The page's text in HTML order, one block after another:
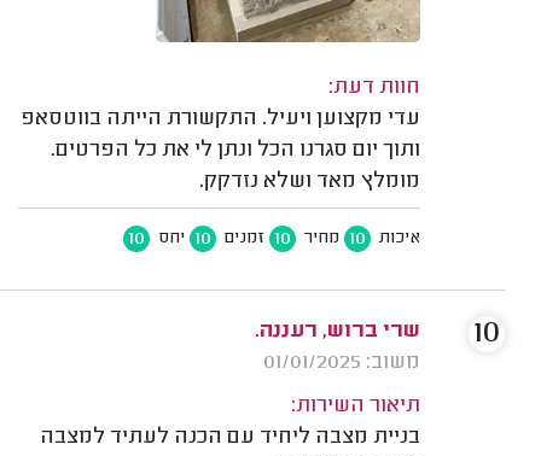
חוות דעת:
עדי מקצוען ויעיל. התקשורת הייתה בווטסאפ
ותוך יום סגרנו הכל ונתן לי את כל הפרטים.
מומלץ מאד ושלא נזדקק.
איכות 10 מחיר 10 זמנים 10 יחס 10
שרי ברוש, רעננה.
משוב: 01/01/2025
תיאור השירות:
בניית מצבה ליחיד עם הכנה לעתיד למצבה
10